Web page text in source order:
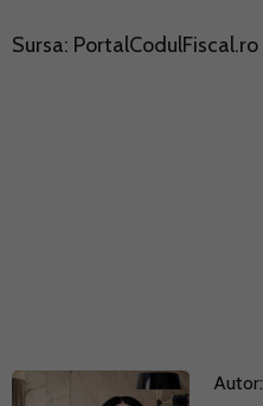
Sursa: PortalCodulFiscal.ro
Autor: